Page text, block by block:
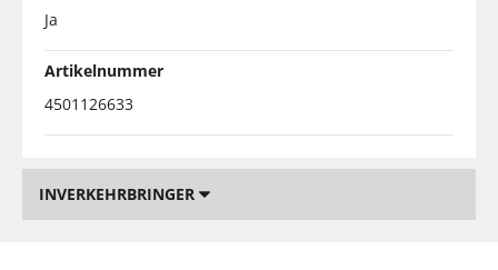
Ja
Artikelnummer
4501126633
INVERKEHRBRINGER